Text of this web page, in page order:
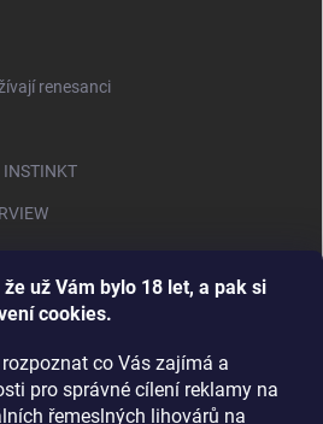
už Vám bylo 18 let, a pak si
cookies.
co Vás zajímá a
pro správné cílení reklamy na
řemeslných lihovárů na
renesanci
v magazínu DRINKING-CAT